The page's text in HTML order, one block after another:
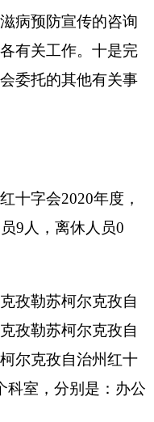
原因是：2019
向捐赠200
比，减少
赠200万
中：财政拨
经营收入0万
占0%；其他